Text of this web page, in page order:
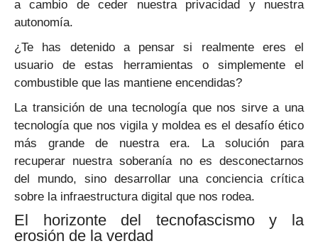
a cambio de ceder nuestra privacidad y nuestra
autonomía.
¿Te has detenido a pensar si realmente eres el
usuario de estas herramientas o simplemente el
combustible que las mantiene encendidas?
La transición de una tecnología que nos sirve a una
tecnología que nos vigila y moldea es el desafío ético
más grande de nuestra era. La solución para
recuperar nuestra soberanía no es desconectarnos
del mundo, sino desarrollar una conciencia crítica
sobre la infraestructura digital que nos rodea.
El horizonte del tecnofascismo y la
erosión de la verdad